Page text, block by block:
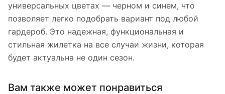
универсальных цветах — черном и синем, что
позволяет легко подобрать вариант под любой
гардероб. Это надежная, функциональная и
стильная жилетка на все случаи жизни, которая
будет актуальна не один сезон.
Вам также может понравиться